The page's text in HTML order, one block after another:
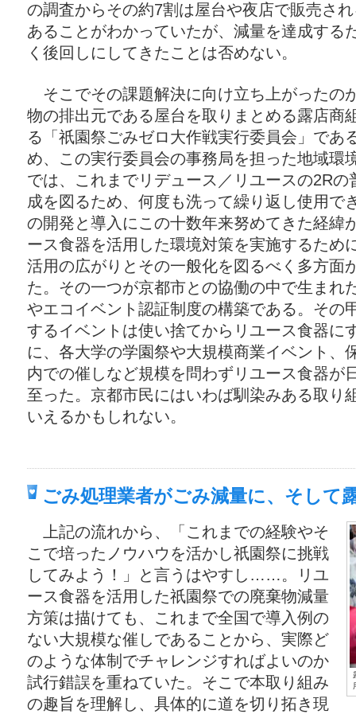
の調査からその約7割は屋台や夜店で販売さ
あることがわかっていたが、減量を達成する
く後回しにしてきたことは否めない。
そこでその課題解決に向け立ち上がったの
物の排出元である屋台を取りまとめる露店商
る「祇園祭ごみゼロ大作戦実行委員会」であ
め、この実行委員会の事務局を担った地域環
では、これまでリデュース／リユースの2R
成を図るため、何度も洗って繰り返し使用で
の開発と導入にこの十数年来努めてきた経緯
ース食器を活用した環境対策を実施するため
活用の広がりとその一般化を図るべく多方面
た。その一つが京都市との協働の中で生まれ
やエコイベント認証制度の構築である。その
するイベントは使い捨てからリユース食器に
に、各大学の学園祭や大規模商業イベント、
内での催しなど規模を問わずリユース食器が
至った。京都市民にはいわば馴染みある取り
いえるかもしれない。
ごみ処理業者がごみ減量に、そして
上記の流れから、「これまでの経験やそ
こで培ったノウハウを活かし祇園祭に挑戦
してみよう！」と言うはやすし……。リユ
ース食器を活用した祇園祭での廃棄物減量
方策は描けても、これまで全国で導入例の
ない大規模な催しであることから、実際ど
のような体制でチャレンジすればよいのか
試行錯誤を重ねていた。そこで本取り組み
の趣旨を理解し、具体的に道を切り拓き現